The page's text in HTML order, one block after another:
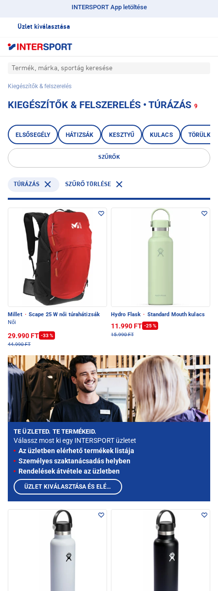
INTERSPORT App letöltése
Üzlet kiválasztása
Termék, márka, sportág keresése
Kiegészítők & felszerelés
KIEGÉSZÍTŐK & FELSZERELÉS • TÚRÁZÁS 9
ELSŐSEGÉLY HÁTIZSÁK KESZTYŰ KULACS
SZŰRŐK
TÚRÁZÁS SZŰRŐ TÖRLÉSE
Millet · Scape 25 W női túrahátizsák
Női
29.990 FT -33 %
44.990 FT
Hydro Flask · Standard Mouth kulacs
11.990 FT -25 %
15.990 FT
TE ÜZLETED. TE TERMÉKEID.
Válassz most ki egy INTERSPORT üzletet
Az üzletben elérhető termékek listája
Személyes szaktanácsadás helyben
Rendelések átvétele az üzletben
ÜZLET KIVÁLASZTÁSA ÉS ELÉRHETŐ TERMÉKEK MEGTEKINTÉSE